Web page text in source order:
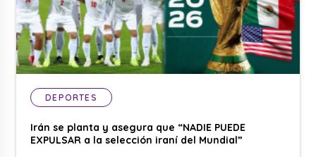
DEPORTES
Irán se planta y asegura que “NADIE PUEDE
EXPULSAR a la selección iraní del Mundial”